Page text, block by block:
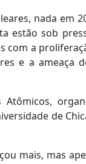
nada em
estão sob
com a
e a ameaça
Atômicos,
de
mais, mas